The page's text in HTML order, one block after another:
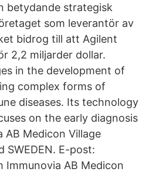
betydande strategisk
som leverantör av
bidrog till att Agilent
2,2 miljarder dollar.
in the development of
complex forms of
diseases. Its technology
on the early diagnosis
AB Medicon Village
SWEDEN. E-post:
Immunovia AB Medicon